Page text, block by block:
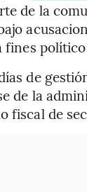
de la
fines
de
de la
fiscal de